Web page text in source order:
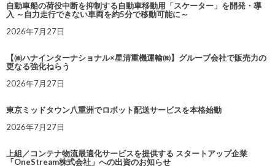
自動車船の荷役中断を抑制する自動車移動用「スケーター」を開発・導
入 ～自力走行できない車両を約5分で移動可能に～
2026年7月27日
【㈱ハナインターナショナル×星清重機運輸㈱】グループ会社で販売力の
更なる強化ねらう
2026年7月27日
東京ミッドタウン八重洲でロボット配送サービスを本格始動
2026年7月27日
上組／コンテナ物流最適化サービスを提供する スタートアップ企業
「OneStream株式会社」への出資のお知らせ